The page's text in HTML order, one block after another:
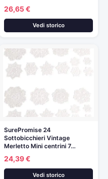
26,65 €
Vedi storico
SurePromise 24
Sottobicchieri Vintage
Merletto Mini centrini 7…
24,39 €
Vedi storico